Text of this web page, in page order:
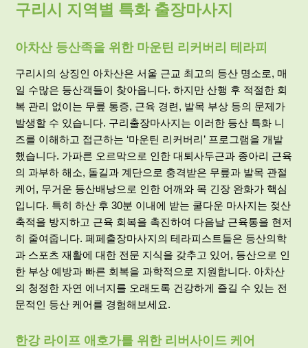
구리시 지역별 특화 출장마사지
아차산 등산족을 위한 마운틴 리커버리 테라피
구리시의 상징인 아차산은 서울 근교 최고의 등산 명소로, 매
일 수많은 등산객들이 찾아옵니다. 하지만 산행 후 적절한 회
복 관리 없이는 무릎 통증, 근육 경련, 발목 부상 등의 문제가
발생할 수 있습니다. 구리출장마사지는 이러한 등산 특화 니
즈를 이해하고 접근하는 ‘마운틴 리커버리’ 프로그램을 개발
했습니다. 가파른 오르막으로 인한 대퇴사두근과 종아리 근육
의 과부하 해소, 돌길과 계단으로 충격받은 무릎과 발목 관절
케어, 무거운 등산배낭으로 인한 어깨와 목 긴장 완화가 핵심
입니다. 특히 하산 후 30분 이내에 받는 쿨다운 마사지는 젖산
축적을 방지하고 근육 회복을 촉진하여 다음날 근육통을 현저
히 줄여줍니다. 페페출장마사지의 테라피스트들은 등산의학
과 스포츠 재활에 대한 전문 지식을 갖추고 있어, 등산으로 인
한 부상 예방과 빠른 회복을 과학적으로 지원합니다. 아차산
의 청정한 자연 에너지를 오래도록 건강하게 즐길 수 있는 전
문적인 등산 케어를 경험해보세요.
한강 라이프 애호가를 위한 리버사이드 케어